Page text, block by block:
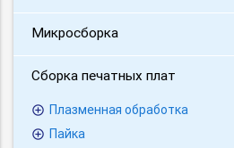
Микросборка
Сборка печатных плат
Плазменная обработка
Пайка